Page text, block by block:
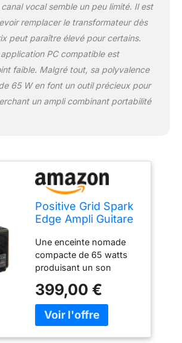
vocal semble un peu limité. Il est
remplacer le transformateur dès
peut paraître élevé pour certains.
application PC compatible est
faible. Malgré tout, sa polyvalence
65 W en font un outil précieux pour
un ampli combinant portabilité
Positive Grid Spark
Edge Ampli Guitare
Enceinte Portable
de 4 canaux et 65
W avec Looper
intégré, IA et appli
pour Guitare
électrique,
Acoustique, Basse,
Une enceinte nomade
compacte de 65 watts
produisant un son
technologie Sonic IQ. 4
canaux distincts, dont 2
entrées sur combos
399,00 €